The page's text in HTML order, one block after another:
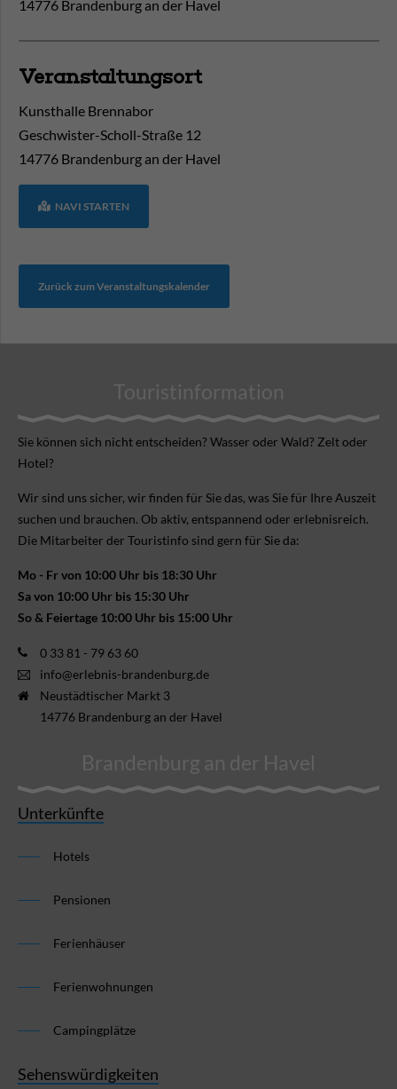
14776 Brandenburg an der Havel
Veranstaltungsort
Kunsthalle Brennabor
Geschwister-Scholl-Straße 12
14776 Brandenburg an der Havel
NAVI STARTEN
Zurück zum Veranstaltungskalender
Touristinformation
Sie können sich nicht ent­scheiden? Wasser oder Wald? Zelt oder
Hotel?
Wir sind uns sicher, wir finden für Sie das, was Sie für Ihre Aus­zeit
suchen und brauchen. Ob aktiv, ent­spannend oder erlebnis­reich.
Die Mitarbeiter der Touristinfo sind gern für Sie da:
Mo - Fr von 10:00 Uhr bis 18:30 Uhr
Sa von 10:00 Uhr bis 15:30 Uhr
So & Feiertage 10:00 Uhr bis 15:00 Uhr
0 33 81 - 79 63 60
info@erlebnis-brandenburg.de
Neustädtischer Markt 3
14776 Brandenburg an der Havel
Brandenburg an der Havel
Unterkünfte
Hotels
Pensionen
Ferienhäuser
Ferienwohnungen
Campingplätze
Sehenswürdigkeiten